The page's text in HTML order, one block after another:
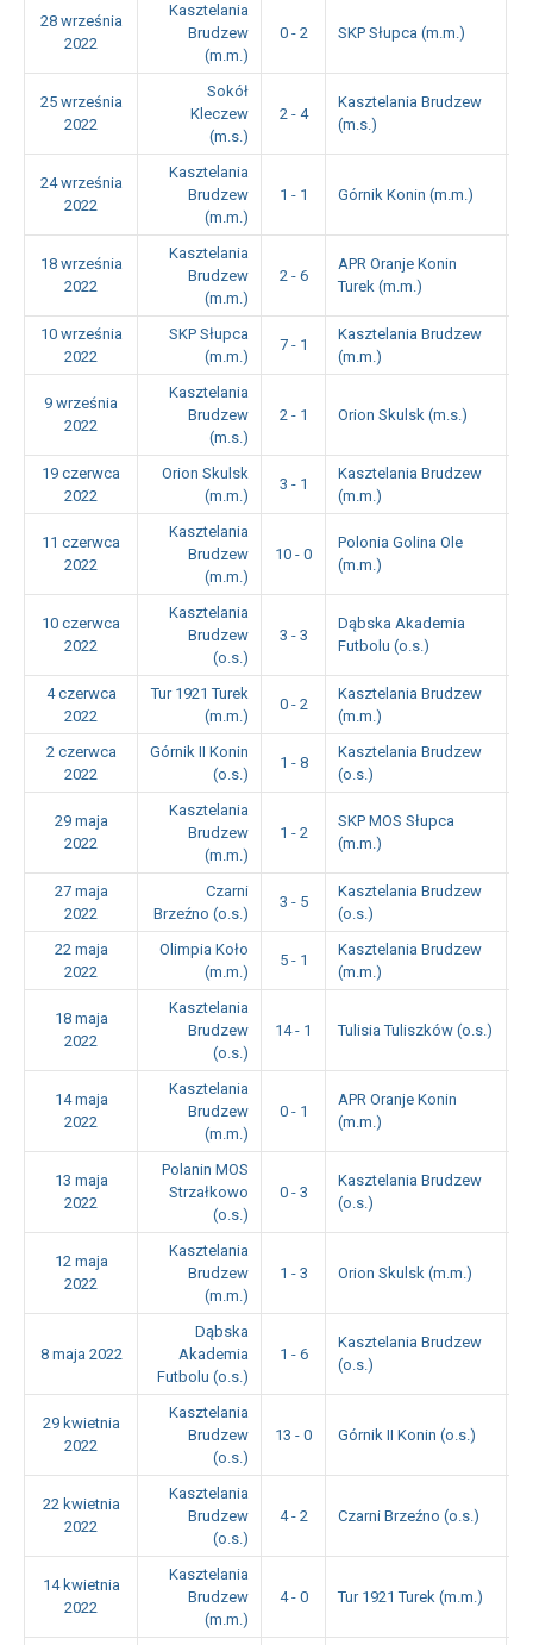
28 września
2022
Kasztelania
Brudzew
(m.m.)
0 - 2 SKP Słupca (m.m.)
25 września
2022
Sokół
Kleczew
(m.s.)
2 - 4
Kasztelania Brudzew
(m.s.)
24 września
2022
Kasztelania
Brudzew
(m.m.)
1 - 1 Górnik Konin (m.m.)
18 września
2022
Kasztelania
Brudzew
(m.m.)
2 - 6
APR Oranje Konin
Turek (m.m.)
10 września
2022
SKP Słupca
(m.m.)
7 - 1
Kasztelania Brudzew
(m.m.)
9 września
2022
Kasztelania
Brudzew
(m.s.)
2 - 1 Orion Skulsk (m.s.)
19 czerwca
2022
Orion Skulsk
(m.m.)
3 - 1
Kasztelania Brudzew
(m.m.)
11 czerwca
2022
Kasztelania
Brudzew
(m.m.)
10 - 0
Polonia Golina Ole
(m.m.)
10 czerwca
2022
Kasztelania
Brudzew
(o.s.)
3 - 3
Dąbska Akademia
Futbolu (o.s.)
4 czerwca
2022
Tur 1921 Turek
(m.m.)
0 - 2
Kasztelania Brudzew
(m.m.)
2 czerwca
2022
Górnik II Konin
(o.s.)
1 - 8
Kasztelania Brudzew
(o.s.)
29 maja
2022
Kasztelania
Brudzew
(m.m.)
1 - 2
SKP MOS Słupca
(m.m.)
27 maja
2022
Czarni
Brzeźno (o.s.)
3 - 5
Kasztelania Brudzew
(o.s.)
22 maja
2022
Olimpia Koło
(m.m.)
5 - 1
Kasztelania Brudzew
(m.m.)
18 maja
2022
Kasztelania
Brudzew
(o.s.)
14 - 1 Tulisia Tuliszków (o.s.)
14 maja
2022
Kasztelania
Brudzew
(m.m.)
0 - 1
APR Oranje Konin
(m.m.)
13 maja
2022
Polanin MOS
Strzałkowo
(o.s.)
0 - 3
Kasztelania Brudzew
(o.s.)
12 maja
2022
Kasztelania
Brudzew
(m.m.)
1 - 3 Orion Skulsk (m.m.)
8 maja 2022
Dąbska
Akademia
Futbolu (o.s.)
1 - 6
Kasztelania Brudzew
(o.s.)
29 kwietnia
2022
Kasztelania
Brudzew
(o.s.)
13 - 0 Górnik II Konin (o.s.)
22 kwietnia
2022
Kasztelania
Brudzew
(o.s.)
4 - 2 Czarni Brzeźno (o.s.)
14 kwietnia
2022
Kasztelania
Brudzew
(m.m.)
4 - 0 Tur 1921 Turek (m.m.)